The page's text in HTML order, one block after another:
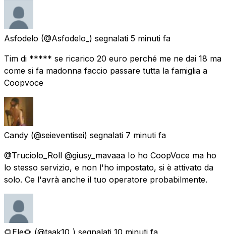
Asfodelo (@Asfodelo_) segnalati 5 minuti fa
Tim di ***** se ricarico 20 euro perché me ne dai 18 ma
come si fa madonna faccio passare tutta la famiglia a
Coopvoce
Candy (@seieventisei) segnalati 7 minuti fa
@Truciolo_Roll @giusy_mavaaa Io ho CoopVoce ma ho
lo stesso servizio, e non l'ho impostato, si è attivato da
solo. Ce l'avrà anche il tuo operatore probabilmente.
🌻Ele🌻 (@taak10_) segnalati 10 minuti fa